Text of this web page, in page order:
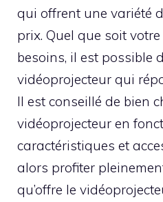
qui offrent une variété
prix. Quel que soit
besoins, il est possible
vidéoprojecteur qui
Il est conseillé de bien
vidéoprojecteur en
caractéristiques et
alors profiter
qu’offre le